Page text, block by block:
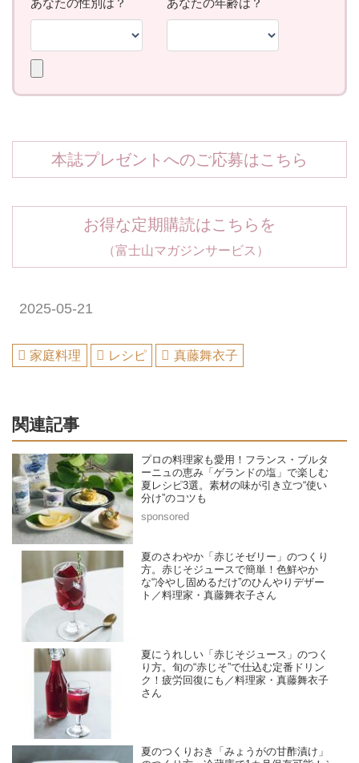
本誌プレゼントへのご応募はこちら
お得な定期購読はこちらを
（富士山マガジンサービス）
2025-05-21
家庭料理 レシピ 真藤舞衣子
関連記事
プロの料理家も愛用！フランス・ブルタ
ーニュの恵み「ゲランドの塩」で楽しむ
夏レシピ3選。素材の味が引き立つ“使い
分け”のコツも
夏のさわやか「赤じそゼリー」のつくり
方。赤じそジュースで簡単！色鮮やか
な“冷やし固めるだけ”のひんやりデザー
ト／料理家・真藤舞衣子さん
夏にうれしい「赤じそジュース」のつく
り方。旬の“赤じそ”で仕込む定番ドリン
ク！疲労回復にも／料理家・真藤舞衣子
さん
夏のつくりおき「みょうがの甘酢漬け」